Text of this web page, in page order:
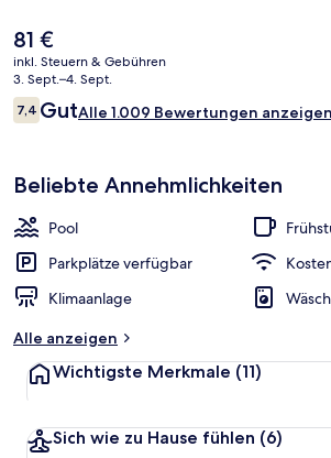
Bewertungen von anderen Reisenden.
Der
aktuelle
Preis
beträgt
81 €.
81 €
inkl. Steuern & Gebühren
3. Sept.–4. Sept.
Bewertungen
7,47,4 von 10.
GutAlle 1.009 Bewertungen anzeigen
Beliebte Annehmlichkeiten
Pool
Parkplätze verfügbar
Klimaanlage
Alle anzeigen
Wichtigste Merkmale (11)
Sich wie zu Hause fühlen (6)